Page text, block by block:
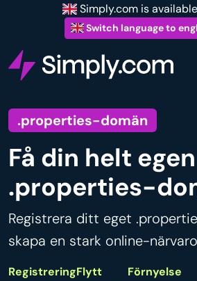
Simply.com is
Switch language to
.properties-domän
Få din helt egen
.properties-
Registrera ditt eget
skapa en stark online-
RegistreringFlytt
Förnyelse